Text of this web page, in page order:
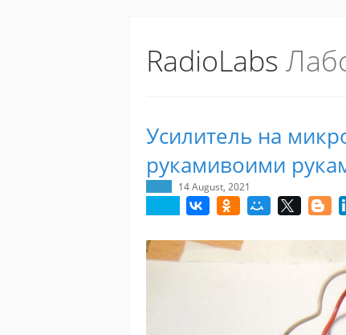
RadioLabs
Усилитель на
рукамивоими
14 August, 2021